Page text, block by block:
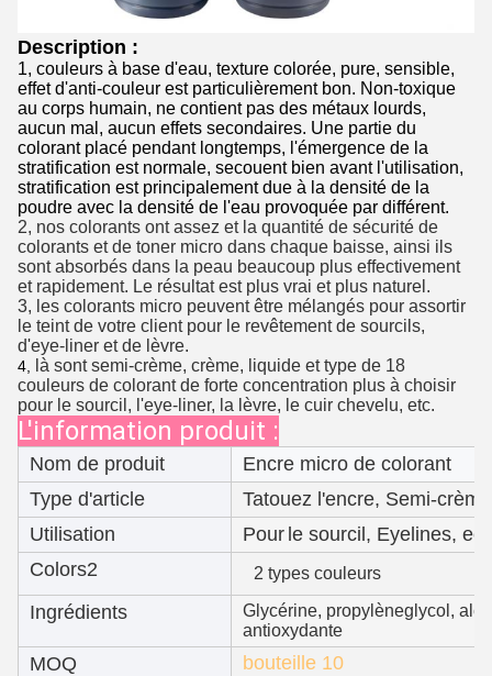
Description :
1, couleurs à base d'eau, texture colorée, pure, sensible,
effet d'anti-couleur est particulièrement bon. Non-toxique
au corps humain, ne contient pas des métaux lourds,
aucun mal, aucun effets secondaires. Une partie du
colorant placé pendant longtemps, l'émergence de la
stratification est normale, secouent bien avant l'utilisation,
stratification est principalement due à la densité de la
poudre avec la densité de l'eau provoquée par différent.
2, nos colorants ont assez et la quantité de sécurité de
colorants et de toner micro dans chaque baisse, ainsi ils
sont absorbés dans la peau beaucoup plus effectivement
et rapidement. Le résultat est plus vrai et plus naturel.
3, les colorants micro peuvent être mélangés pour assortir
le teint de votre client pour le revêtement de sourcils,
d'eye-liner et de lèvre.
4,
là sont semi-crème, crème, liquide et type de 18
couleurs de colorant de forte concentration plus à choisir
pour le sourcil, l'eye-liner, la lèvre, le cuir chevelu, etc.
L'information produit :
Nom de produit
Encre micro de colorant
Type d'article
Tatouez l'encre, Semi-
Utilisation
Pour le sourcil, Eyelines,
Colors2
2 types couleurs
Ingrédients
Glycérine, propylèneglycol,
antioxydante
MOQ
bouteille 10